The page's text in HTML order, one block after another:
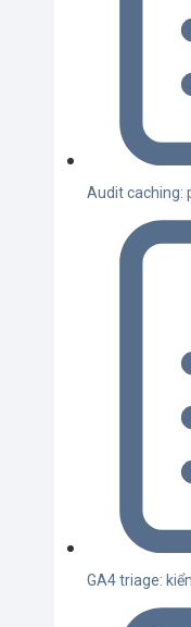
Audit caching:
GA4 triage: